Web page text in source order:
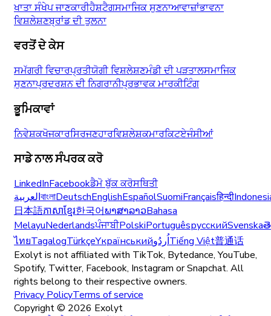
ਖਾਤਾ ਸੰਖੇਪ ਜਾਣਕਾਰੀਹੈਸ਼ਟੈਗਸਮਾਜਿਕ ਸੁਣਨਾਆਵਾਜ਼ਾਂਭਾਵਨਾ
ਵਿਸ਼ਲੇਸ਼ਣਬ੍ਰਾਂਡ ਦੀ ਤੁਲਨਾ
ਵਰਤੋਂ ਦੇ ਕੇਸ
ਸਮੱਗਰੀ ਵਿਚਾਰਪ੍ਰਤੀਯੋਗੀ ਵਿਸ਼ਲੇਸ਼ਣਮੰਡੀ ਦੀ ਪੜਤਾਲਸਮਾਜਿਕ
ਸੁਣਨਾਪ੍ਰਦਰਸ਼ਨ ਦੀ ਨਿਗਰਾਨੀਪ੍ਰਭਾਵਕ ਮਾਰਕੀਟਿੰਗ
ਭੂਮਿਕਾਵਾਂ
ਨਿਵੇਸ਼ਕਖੋਜਕਾਰਸਿਰਜਣਹਾਰਵਿਸ਼ਲੇਸ਼ਕਮਾਰਕਿਟਏਜੰਸੀਆਂ
ਸਾਡੇ ਨਾਲ ਸੰਪਰਕ ਕਰੋ
LinkedInFacebookਡੈਮੋ ਬੁੱਕ ਕਰੋਸਥਿਤੀ
العربيةবাংলাDeutschEnglishEspañolSuomiFrançaisहिन्दी
日本語ភាសាខ្មែរ한국어ພາສາລາວBahasa
MelayuNederlandsਪੰਜਾਬੀPolskiPortuguêsрусскийSvenska
ไทยTagalogTürkçeYкраїнськийاُردُوTiếng Việt普通话
Exolyt is not affiliated with TikTok, Bytedance, YouTube,
Spotify, Twitter, Facebook, Instagram or Snapchat. All
rights belong to their respective owners.
Privacy PolicyTerms of service
Copyright © 2026 Exolyt